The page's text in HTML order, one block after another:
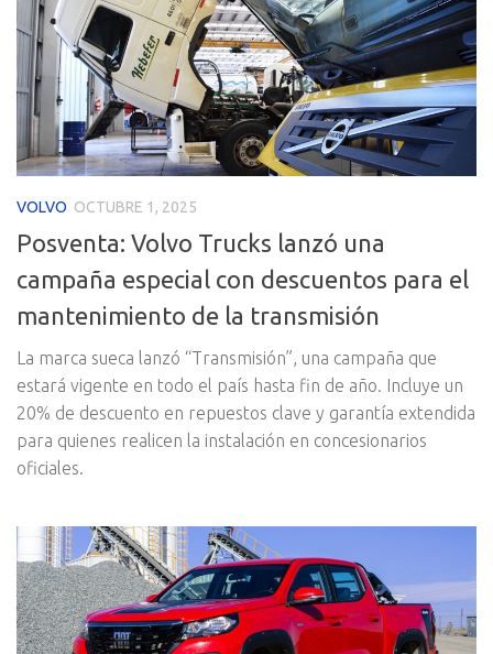
VOLVO OCTUBRE 1, 2025
Posventa: Volvo Trucks lanzó una
campaña especial con descuentos para el
mantenimiento de la transmisión
La marca sueca lanzó “Transmisión”, una campaña que
estará vigente en todo el país hasta fin de año. Incluye un
20% de descuento en repuestos clave y garantía extendida
para quienes realicen la instalación en concesionarios
oficiales.